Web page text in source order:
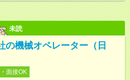
未読
の機械オペレーター（日
面接OK